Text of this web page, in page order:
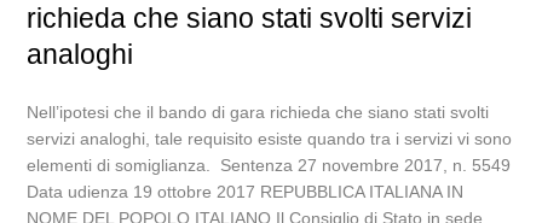
richieda che siano stati svolti servizi
analoghi
Nell’ipotesi che il bando di gara richieda che siano stati svolti
servizi analoghi, tale requisito esiste quando tra i servizi vi sono
elementi di somiglianza. Sentenza 27 novembre 2017, n. 5549
Data udienza 19 ottobre 2017 REPUBBLICA ITALIANA IN
NOME DEL POPOLO ITALIANO Il Consiglio di Stato in sede